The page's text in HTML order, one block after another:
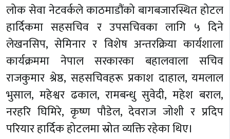
लोक सेवा नेटवर्कले काठमाडौंको बागबजारस्थित होटल
हार्दिकमा सहसचिव र उपसचिवका लागि ५ दिने
लेखनसिप, सेमिनार र विशेष अन्तरक्रिया कार्यशाला
कार्यक्रममा नेपाल सरकारका बहालवाला सचिव
राजकुमार श्रेष्ठ, सहसचिवहरू प्रकाश दाहाल, यमलाल
भुसाल, महेश्वर ढकाल, रामबन्धु सुवेदी, महेश बराल,
नरहरि घिमिरे, कृष्ण पौडेल, देवराज जोशी र प्रदिप
परियार हार्दिक होटलमा स्रोत व्यक्ति रहेका थिए।